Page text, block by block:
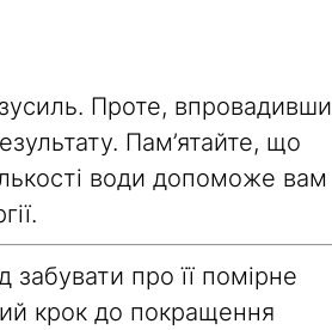
Проте, впровадивши
Пам’ятайте, що
води допоможе вам
про її помірне
крок до покращення